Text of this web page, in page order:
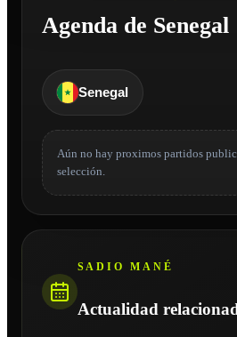
Agenda de Senegal
Senegal
Aún no hay proximos partidos
selección.
SADIO MANÉ
Actualidad